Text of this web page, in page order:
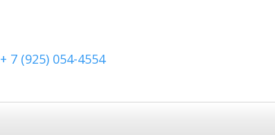
+ 7 (925) 054-4554